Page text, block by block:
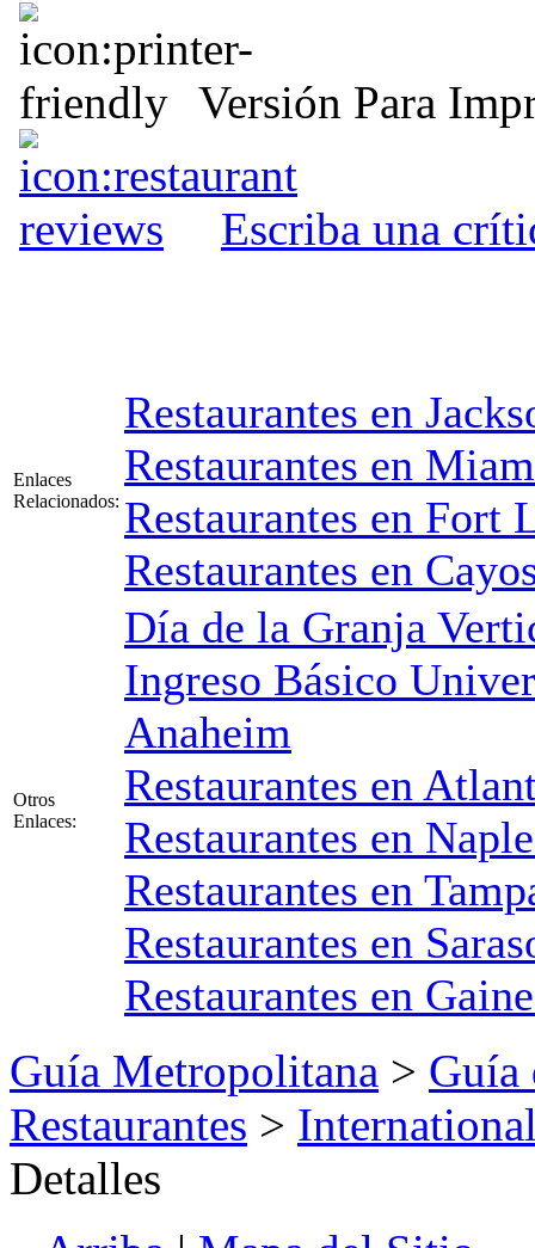
Versión Para
Escriba una
Enlaces
Relacionados:
Restaurantes en
Restaurantes en
Restaurantes en Fort
Restaurantes en
Otros
Enlaces:
Día de la Granja
Ingreso Básico
Anaheim
Restaurantes en
Restaurantes en
Restaurantes en
Restaurantes en
Restaurantes en
Guía Metropolitana > Guía
Restaurantes >
Detalles